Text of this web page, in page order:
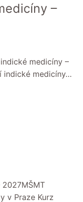
–
medicíny –
indické medicíny…
v Praze Kurz